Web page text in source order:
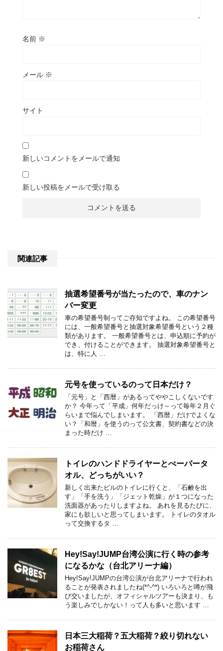
名前 ※
メール ※
サイト
新しいコメントをメールで通知
新しい投稿をメールで受け取る
関連記事
抽選希望番号が当たったので、車のナン
バー変更
車の希望番号制ってご存知ですよね。 この希望番号
には、一般希望番号と抽選対象希望番号という２種
類があります。 一般希望番号とは、申込順に予約が
でき、付けることができます。 抽選対象希望番号と
は、特に人 …
元号を使っているのって日本だけ？
「元号」と「西暦」があるってややこしくないです
か？ 今年って「平成」何年だっけ～って毎年２月ぐ
らいまで悩んでしまいます。 「西暦」だけでよくな
い？「和暦」を使うのって公文書、契約書などの決
まった時だけ …
トイレのハンドドライヤーとぺーバータ
オル、どっちがいい？
新しく出来たビルのトイレに行くと、「石鹸を出
す」「手を洗う」「ジェット乾燥」が１つになった
洗面器があったりしますよね。 あれを見るたびに、
家にも欲しいと思ってしまいます。 トイレのタオル
って交換するタ …
Hey!Say!JUMP台湾公演に行く時の参考
になるかな（台北アリーナ編）
Hey!Say!JUMPの台湾公演が台北アリーナで行われ
ることが発表されましたね(*^-^*) いろいろと噂が飛
び交いましたが、オフィシャルツアーも決まり、も
う楽しみでしかない！って人も多いと思います …
日本三大稲荷？五大稲荷？絞り切れない
お稲荷さん